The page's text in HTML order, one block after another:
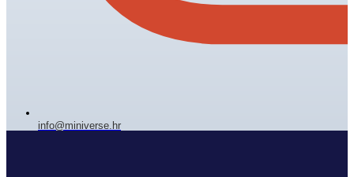
info@miniverse.hr